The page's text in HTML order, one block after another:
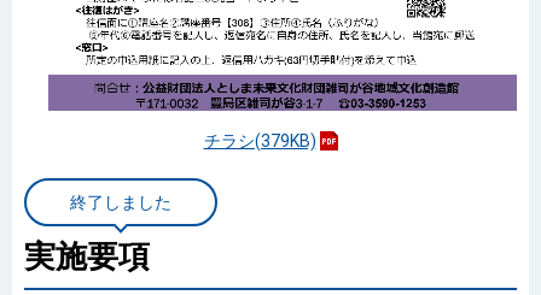
チラシ(379KB)
終了しました
実施要項